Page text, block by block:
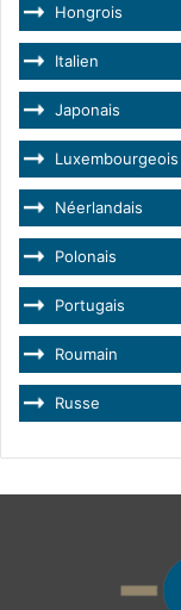
Hongrois
Italien
Japonais
Luxembourgeois
Néerlandais
Polonais
Portugais
Roumain
Russe